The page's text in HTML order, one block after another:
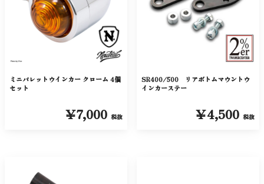
ミニバレットウインカー クローム 4個
セット
￥7,000 税抜
SR400/500 リアボトムマウントウ
インカーステー
￥4,500 税抜